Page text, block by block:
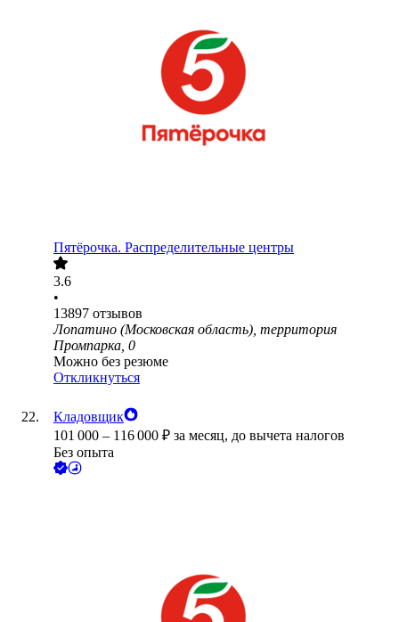
Пятёрочка. Распределительные центры
3.6
•
13897 отзывов
Лопатино (Московская область), территория
Промпарка, 0
Можно без резюме
Откликнуться
Кладовщик
101 000 – 116 000 ₽ за месяц, до вычета налогов
Без опыта